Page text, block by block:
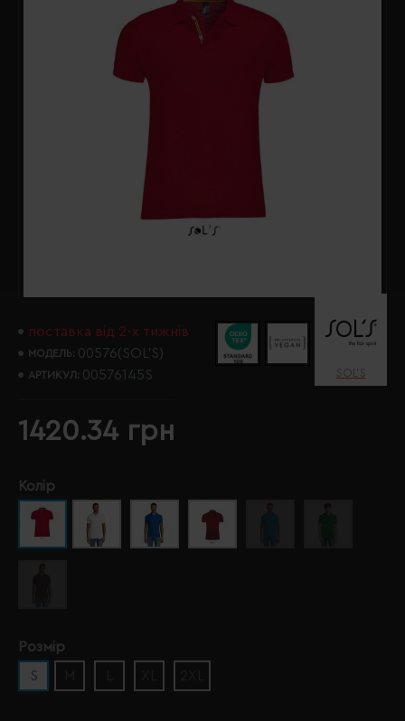
поставка від 2-х тижнів
МОДЕЛЬ: 00576(SOL’S)
АРТИКУЛ: 00576145S SOL’S
1420.34 грн
Колір
Розмір
S